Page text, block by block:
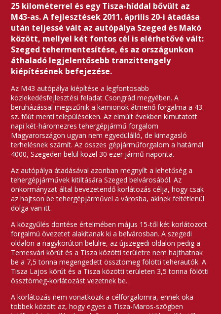
25 kilométerrel és egy Tisza-híddal bővült az
M43-as. A fejlesztések 2011. április 20-i átadása
után teljessé vált az autópálya Szeged és Makó
között, mellyel két fontos cél is elérhetővé vált:
Szeged tehermentesítése, és az országunkon
áthaladó legjelentősebb tranzittengely
kiépítésének befejezése.
Az M43 autópálya kiépítése a legfontosabb
közlekedésfejlesztési feladat Csongrád megyében. A
beruházással megszűnik a kamionok átmenő forgalma a 43.
sz. főút menti településeken. Az elmúlt években kimutatott
napi két-háromezres tehergépjármű forgalom
Magyarországon ugyan nem egyedülálló, de kimagasló
terhelésnek számít. Az összes gépjárműforgalom a határnál
4000, Szegeden belül közel 30 ezer jármű naponta.
Az autópálya átadásával azonban megnyílt a lehetőség a
tehergépjárművek kitiltására Szeged belvárosából. Az
önkormányzat által bevezetendő korlátozás célja, hogy csak
az hajtson be tehergépjárművel a városba, akinek feltétlenül
dolga van itt.
A közgyűlés döntése értelmében május 15-től két korlátozott
forgalmú övezetet alakítanak ki a belvárosban. A szegedi
oldalon a nagykörúton belülre, az újszegedi oldalon pedig a
Temesvári körút és a Tisza közötti területre nem hajthatnak
be a 7,5 tonna megengedett össztömeg fölötti teherautók. A
Tisza Lajos körút és a Tisza közötti területen 3,5 tonna fölötti
össztömeg-korlátozást vezetnek be.
A korlátozás nem vonatkozik a célforgalomra, ennek oka
többek között az, hogy egyes a Tisza-Maros-szögben